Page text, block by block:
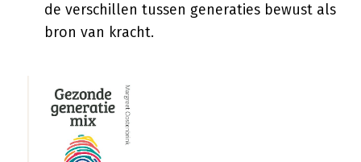
de verschillen tussen generaties bewust als
bron van kracht.